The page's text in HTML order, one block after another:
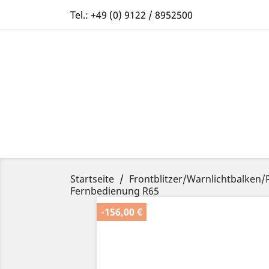
Tel.: +49 (0) 9122 / 8952500
Startseite
Frontblitzer/Warnlichtbalken/
Fernbedienung R65
-156,00 €